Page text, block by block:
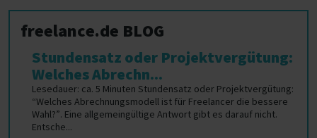
freelance.de BLOG
Stundensatz oder Projektvergütung:
Welches Abrechn...
Lesedauer: ca. 5 Minuten Stundensatz oder Projektvergütung:
“Welches Abrechnungsmodell ist für Freelancer die bessere
Wahl?”. Eine allgemeingültige Antwort gibt es darauf nicht.
Entsche...